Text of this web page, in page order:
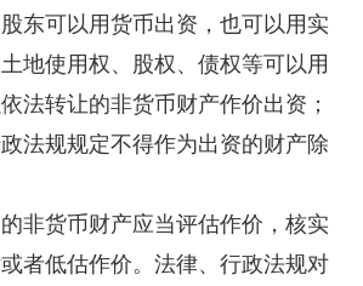
可以用货币出资，也可以用实
地使用权、股权、债权等可以用
法转让的非货币财产作价出资；
法规规定不得作为出资的财产除
货币财产应当评估作价，核实
者低估作价。法律、行政法规对